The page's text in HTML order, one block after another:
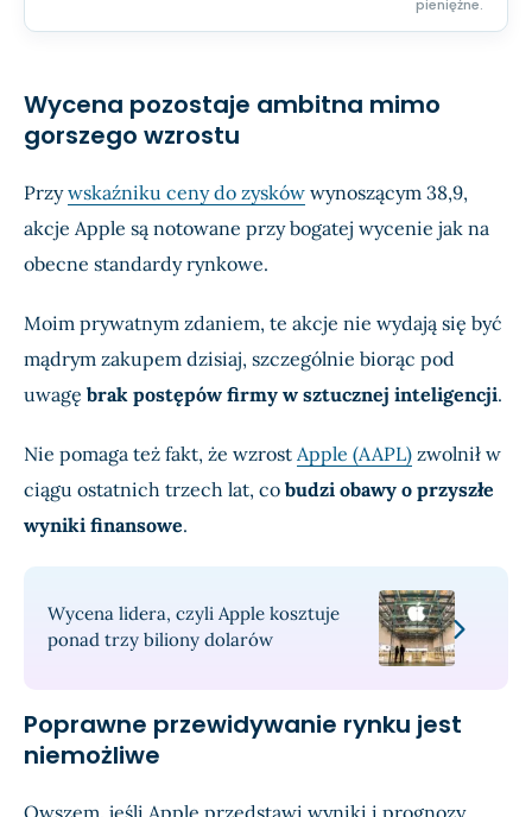
pieniężne.
Wycena pozostaje ambitna mimo
gorszego wzrostu
Przywskaźniku ceny do zysków wynoszącym 38,9,
akcje Apple są notowane przy bogatej wycenie jak na
obecne standardy rynkowe.
Moim prywatnym zdaniem, te akcje nie wydają się być
mądrym zakupem dzisiaj, szczególnie biorąc pod
uwagę brak postępów firmy w sztucznej inteligencji.
Nie pomaga też fakt, że wzrost Apple (AAPL) zwolnił w
ciągu ostatnich trzech lat, co budzi obawy o przyszłe
wyniki finansowe.
Wycena lidera, czyli Apple kosztuje
ponad trzy biliony dolarów
Poprawne przewidywanie rynku jest
niemożliwe